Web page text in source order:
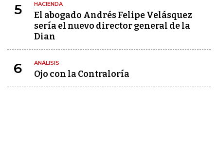
5 HACIENDA
El abogado Andrés Felipe Velásquez
sería el nuevo director general de la
Dian
6 ANÁLISIS
Ojo con la Contraloría